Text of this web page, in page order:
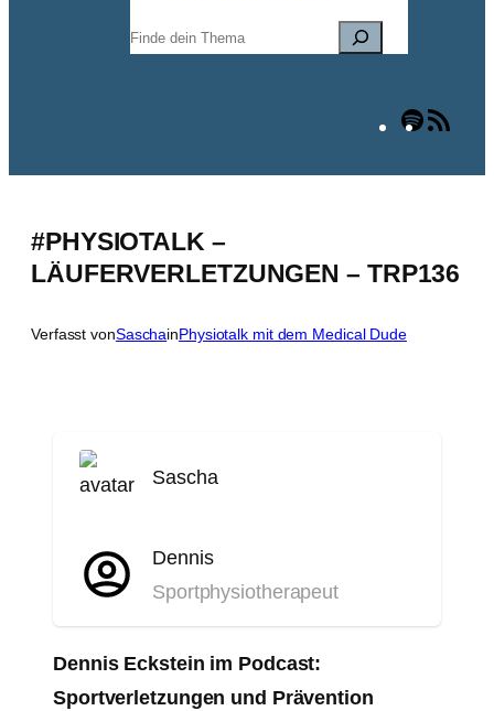
Suchen
Spotify
#PHYSIOTALK –
LÄUFERVERLETZUNGEN – TRP136
Verfasst vonSaschainPhysiotalk mit dem Medical Dude
Sascha
Dennis
Sportphysiotherapeut
Dennis Eckstein im Podcast:
Sportverletzungen und Prävention